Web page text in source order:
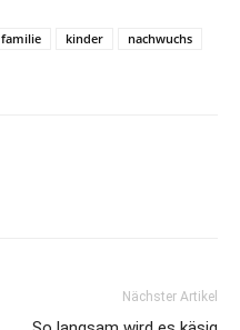
familie kinder
nachwuchs
Nächster Artikel